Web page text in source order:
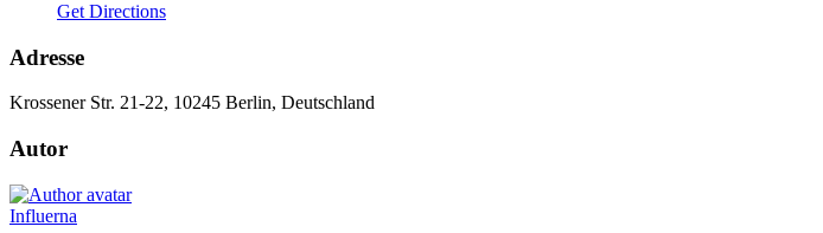
Get Directions
Adresse
Krossener Str. 21-22, 10245 Berlin, Deutschland
Autor
Influerna